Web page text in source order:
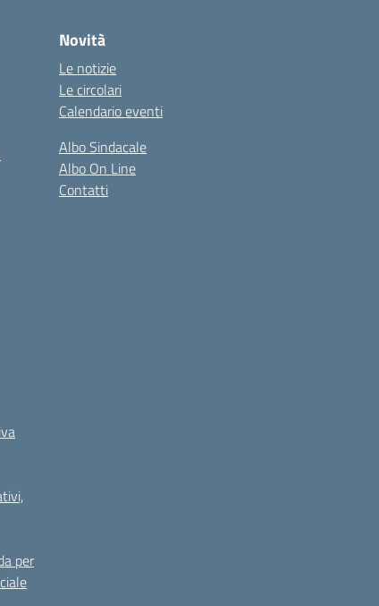
per
Novità
Le notizie
Le circolari
Calendario eventi
Albo Sindacale
Albo On Line
Contatti